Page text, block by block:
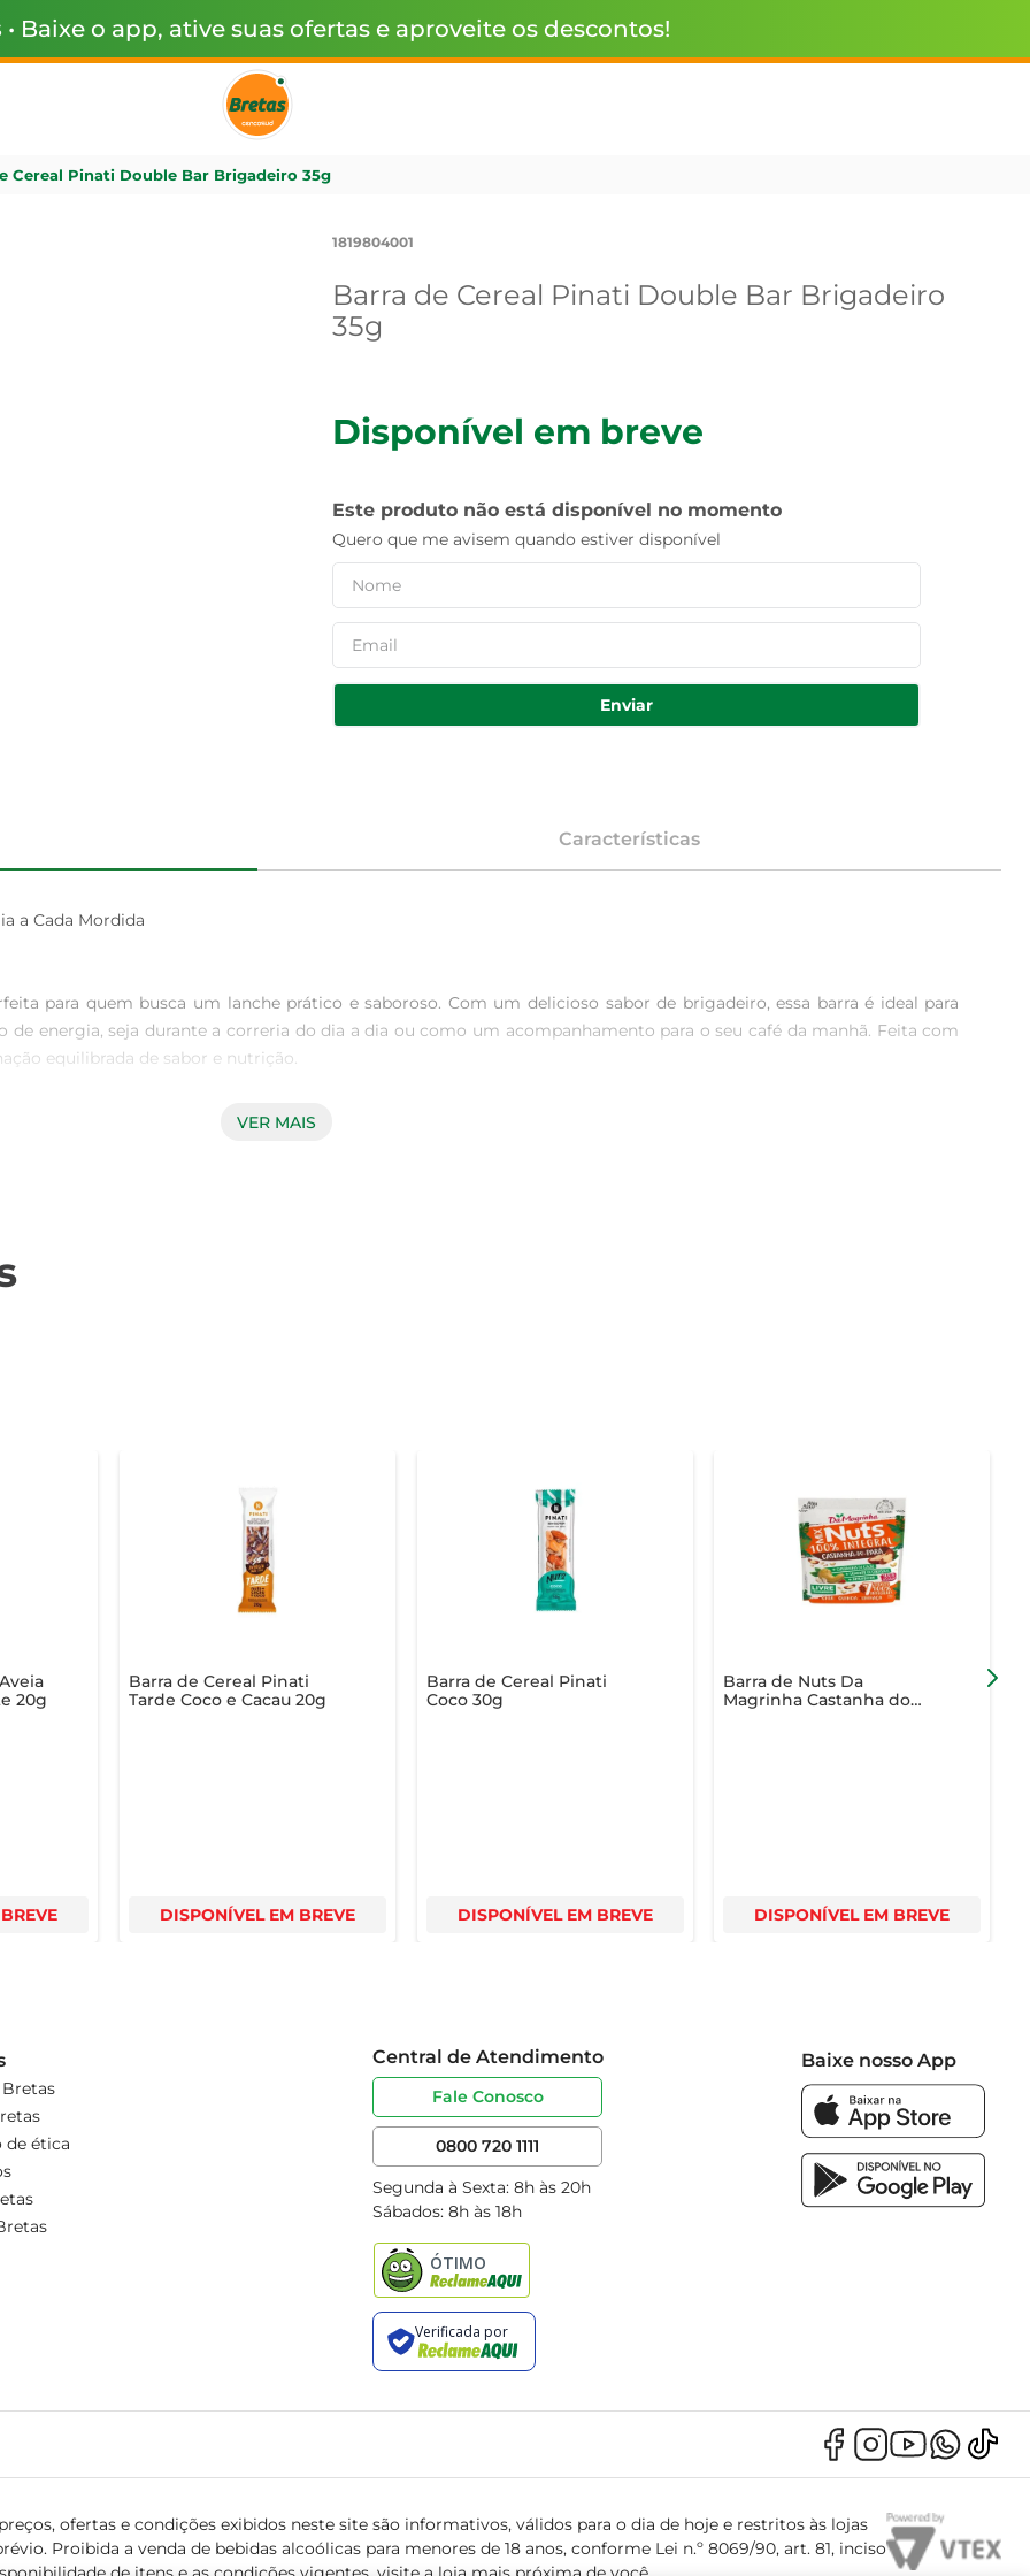
• Baixe o app, ative suas ofertas e aproveite os descontos!
Cereal Pinati Double Bar Brigadeiro 35g
1819804001
Barra de Cereal Pinati Double Bar Brigadeiro
35g
Disponível em breve
Este produto não está disponível no momento
Quero que me avisem quando estiver disponível
Enviar
Características
a Cada Mordida
para quem busca um lanche prático e saboroso. Com um delicioso sabor de brigadeiro, essa barra é ideal para
energia, seja durante a correria do dia a dia ou como um acompanhamento para o seu café da manhã. Feita com
equilibrada de sabor e nutrição.
Pinati Doub Bar é perfeita para levar na bolsa ou na mochila. Seja para um lanche rápido entre as refeições, um pré-
VER MAIS
20g
Barra de Cereal Pinati
Tarde Coco e Cacau 20g
DISPONÍVEL EM BREVE
Barra de Cereal Pinati
Coco 30g
DISPONÍVEL EM BREVE
Barra de Nuts Da
Magrinha Castanha do
DISPONÍVEL EM BREVE
de ética
Central de Atendimento
Fale Conosco
0800 720 1111
Segunda à Sexta: 8h às 20h
Sábados: 8h às 18h
Baixe nosso App
ofertas e condições exibidos neste site são informativos, válidos para o dia de hoje e restritos às lojas
Proibida a venda de bebidas alcoólicas para menores de 18 anos, conforme Lei n.º 8069/90, art. 81, inciso